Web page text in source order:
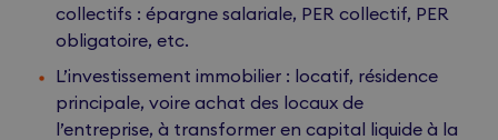
collectifs : épargne salariale, PER collectif, PER
obligatoire, etc.
L’investissement immobilier : locatif, résidence
principale, voire achat des locaux de
l’entreprise, à transformer en capital liquide à la